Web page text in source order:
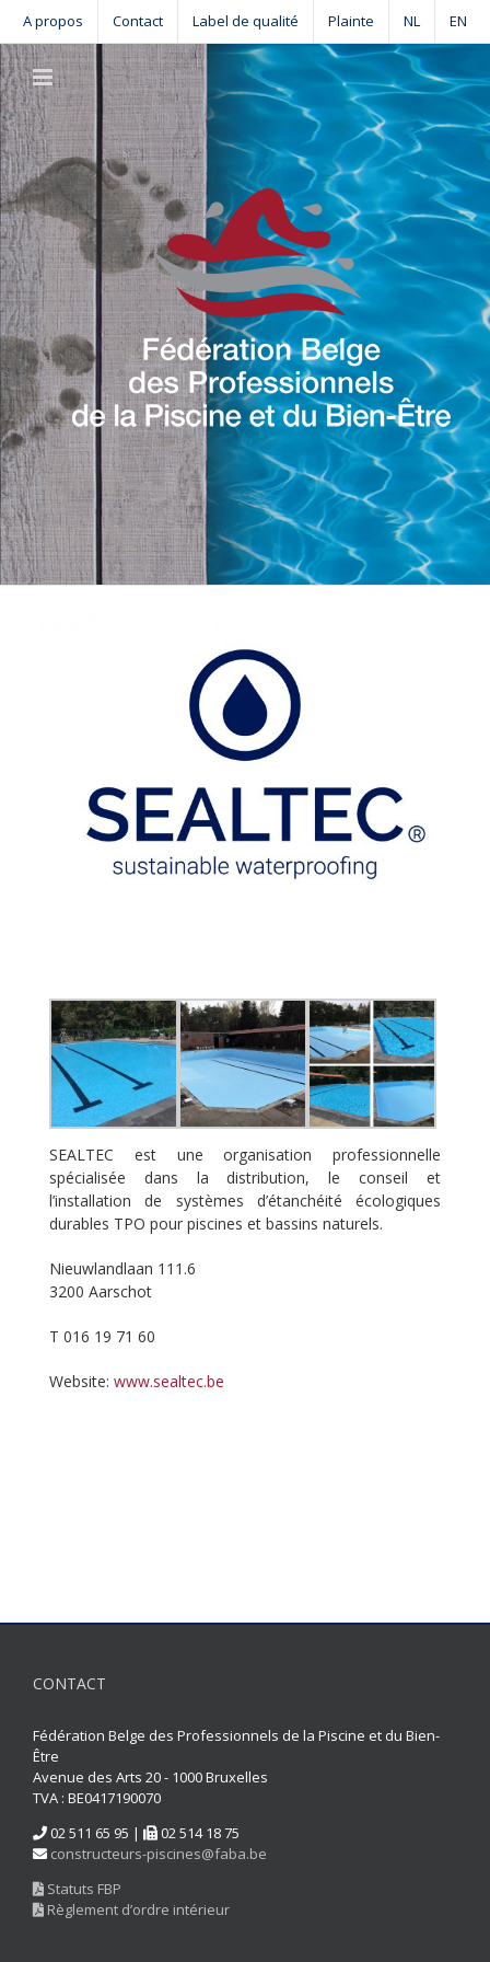
content
A propos Contact Label de qualité Plainte NL EN
SEALTEC est une organisation professionnelle
spécialisée dans la distribution, le conseil et
l’installation de systèmes d’étanchéité écologiques
durables TPO pour piscines et bassins naturels.
Nieuwlandlaan 111.6
3200 Aarschot
T 016 19 71 60
Website: www.sealtec.be
CONTACT
Fédération Belge des Professionnels de la Piscine et du Bien-
Être
Avenue des Arts 20 - 1000 Bruxelles
TVA : BE0417190070
02 511 65 95 |
02 514 18 75
constructeurs-piscines@faba.be
Statuts FBP
Règlement d’ordre intérieur